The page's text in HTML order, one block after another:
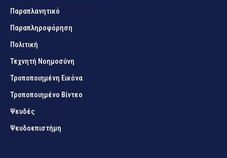
Παραπλανητικό
Παραπληροφόρηση
Πολιτική
Τεχνητή Νοημοσύνη
Τροποποιημένη Εικόνα
Τροποποιημένο Βίντεο
Ψευδές
Ψευδοεπιστήμη